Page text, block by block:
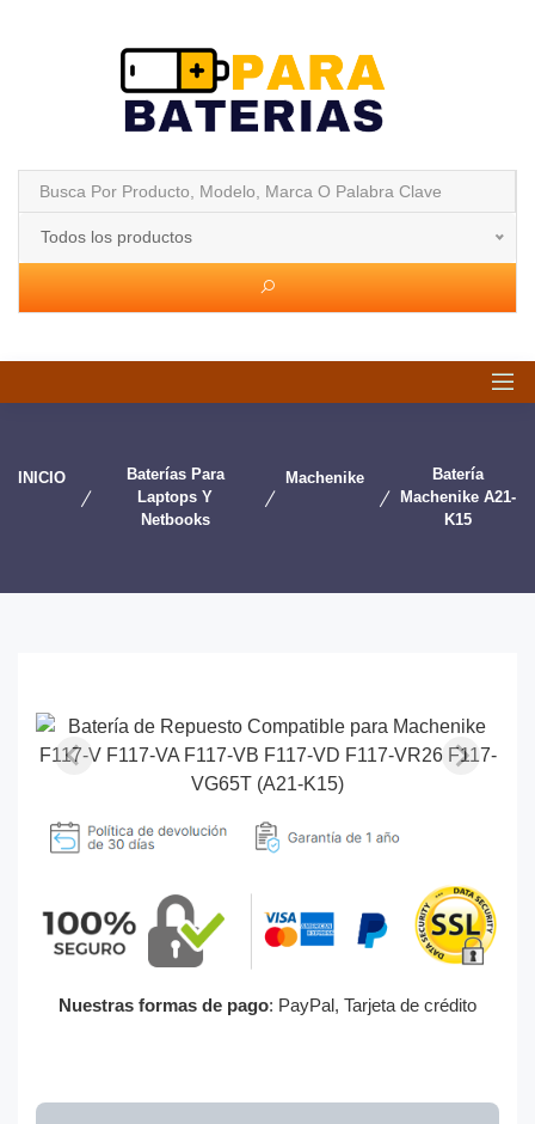
Todos los productos
INICIO
Baterías Para
Laptops Y
Netbooks
Machenike
Batería
Machenike A21-
K15
Nuestras formas de pago: PayPal, Tarjeta de crédito